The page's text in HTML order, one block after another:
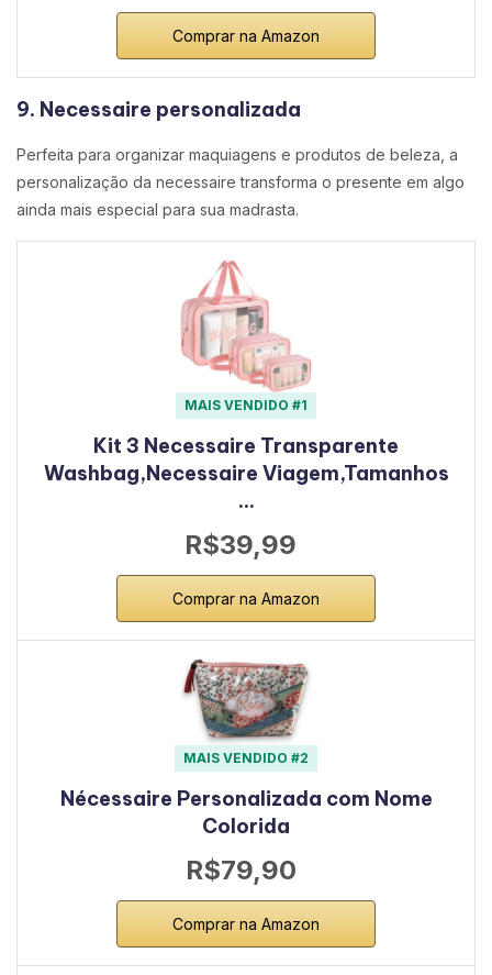
Comprar na Amazon
9. Necessaire personalizada
Perfeita para organizar maquiagens e produtos de beleza, a
personalização da necessaire transforma o presente em algo
ainda mais especial para sua madrasta.
MAIS VENDIDO #1
Kit 3 Necessaire Transparente
Washbag,Necessaire Viagem,Tamanhos
…
R$39,99
Comprar na Amazon
MAIS VENDIDO #2
Nécessaire Personalizada com Nome
Colorida
R$79,90
Comprar na Amazon